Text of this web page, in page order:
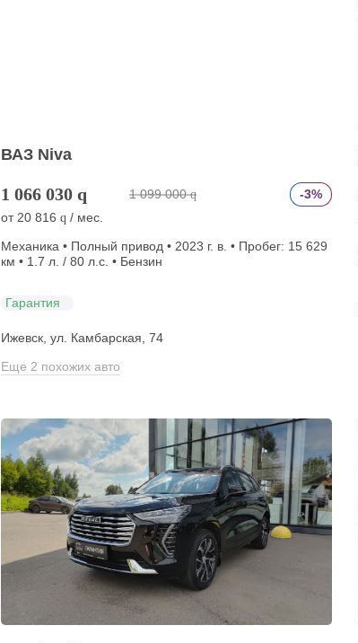
ВАЗ Niva
1 066 030 q 1 099 000 q
-3%
от 20 816 q / мес.
Механика • Полный привод • 2023 г. в. • Пробег: 15 629
км • 1.7 л. / 80 л.с. • Бензин
Гарантия
Ижевск, ул. Камбарская, 74
Еще 2 похожих авто